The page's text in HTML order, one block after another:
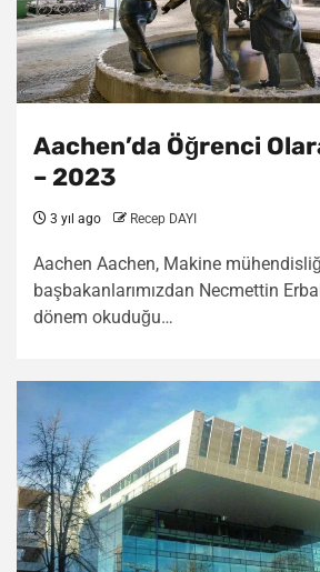
Aachen’da Öğrenci
– 2023
3 yıl ago Recep DAYI
Aachen Aachen, Makine
başbakanlarımızdan Necmettin
dönem okuduğu…